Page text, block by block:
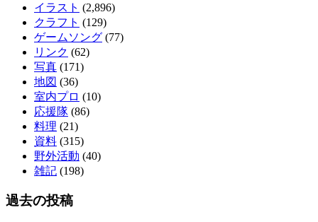
イラスト (2,896)
クラフト (129)
ゲームソング (77)
リンク (62)
写真 (171)
地図 (36)
室内プロ (10)
応援隊 (86)
料理 (21)
資料 (315)
野外活動 (40)
雑記 (198)
過去の投稿